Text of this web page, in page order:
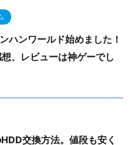
ハンワールド始めました！
、レビューは神ゲーでし
交換方法。値段も安く